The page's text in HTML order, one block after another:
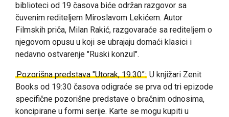
biblioteci od 19 časova biće održan razgovor sa
čuvenim rediteljem Miroslavom Lekićem. Autor
Filmskih priča, Milan Rakić, razgovaraće sa rediteljem o
njegovom opusu u koji se ubrajaju domaći klasici i
nedavno ostvarenje "Ruski konzul".
Pozorišna predstava "Utorak, 19.30”: U knjižari Zenit
Books od 19:30 časova odigraće se prva od tri epizode
specifične pozorišne predstave o bračnim odnosima,
koncipirane u formi serije. Karte se mogu kupiti u